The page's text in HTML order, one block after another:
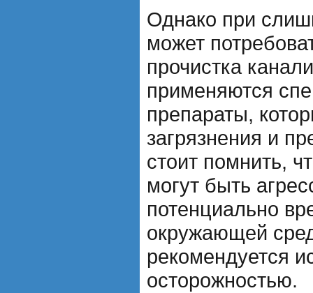
Однако при
может
прочистка
применяются
препараты,
загрязнения и
стоит помнить,
могут быть
потенциально
окружающей
рекомендуется
осторожностью.